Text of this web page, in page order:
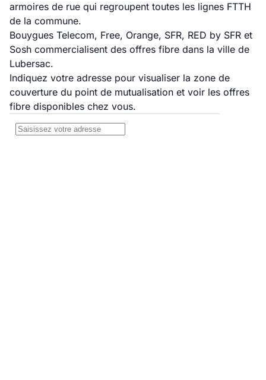
armoires de rue qui regroupent toutes les lignes FTTH
de la commune.
Bouygues Telecom, Free, Orange, SFR, RED by SFR et
Sosh commercialisent des offres fibre dans la ville de
Lubersac.
Indiquez votre adresse pour visualiser la zone de
couverture du point de mutualisation et voir les offres
fibre disponibles chez vous.